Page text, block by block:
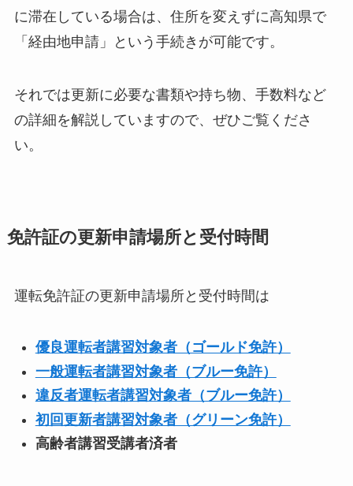
に滞在している場合は、住所を変えずに高知県で
「経由地申請」という手続きが可能です。
それでは更新に必要な書類や持ち物、手数料など
の詳細を解説していますので、ぜひご覧くださ
い。
免許証の更新申請場所と受付時間
運転免許証の更新申請場所と受付時間は
優良運転者講習対象者（ゴールド免許）
一般運転者講習対象者（ブルー免許）
違反者運転者講習対象者（ブルー免許）
初回更新者講習対象者（グリーン免許）
高齢者講習受講者済者